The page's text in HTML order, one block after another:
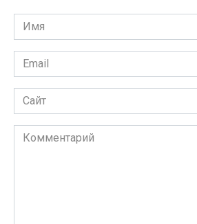
Имя
Email
Сайт
Комментарий